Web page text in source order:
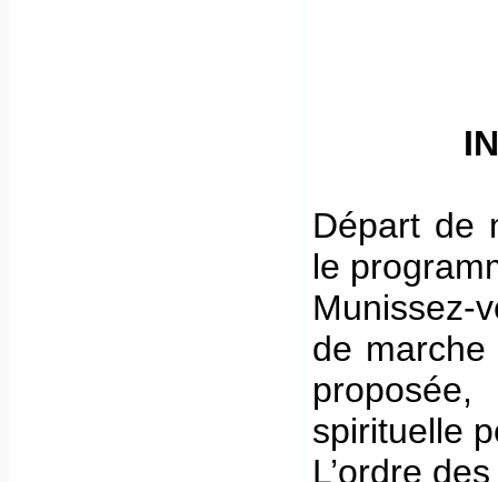
Départ de
le
Munissez-
de marche
spirituelle
L’ordre